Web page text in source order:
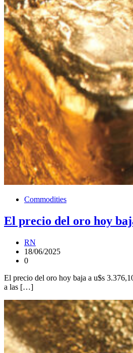
Commodities
El precio del oro hoy
RN
18/06/2025
0
El precio del oro hoy baja a u$s
a las […]